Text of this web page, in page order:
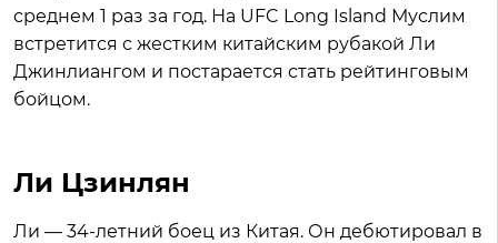
среднем 1 раз за год. На UFC Long Island Муслим
встретится с жестким китайским рубакой Ли
Джинлиангом и постарается стать рейтинговым
бойцом.
Ли Цзинлян
Ли — 34-летний боец из Китая. Он дебютировал в